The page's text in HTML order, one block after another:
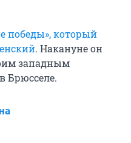
победы», который
. Накануне он
западным
Брюсселе.